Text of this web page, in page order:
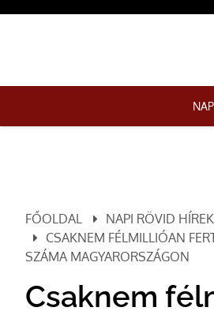
FŐOLDAL
NAPI RÖVID HÍREK
CSAKNEM FÉLMILLIÓAN
SZÁMA MAGYARORSZÁGON
Csaknem